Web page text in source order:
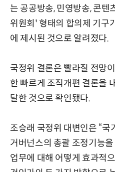
는 공공방송, 민영방송, 콘텐
위원회' 형태의 합의제 기구
에 제시된 것으로 알려졌다.
국정위 결론은 빨라질 전망
한 빠르게 조직개편 결론을
달한 것으로 확인됐다.
조승래 국정위 대변인은 “국
거버넌스의 총괄 조정기능
업무에 대해 어떻게 효과적